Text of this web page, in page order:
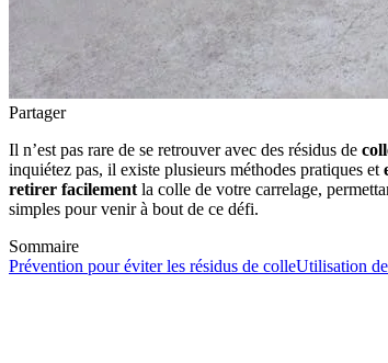
Partager
Il n’est pas rare de se retrouver avec des résidus de
inquiétez pas, il existe plusieurs méthodes pratiques et
retirer facilement la colle de votre carrelage,
simples pour venir à bout de ce défi.
Sommaire
Prévention pour éviter les résidus de colleUtilisation